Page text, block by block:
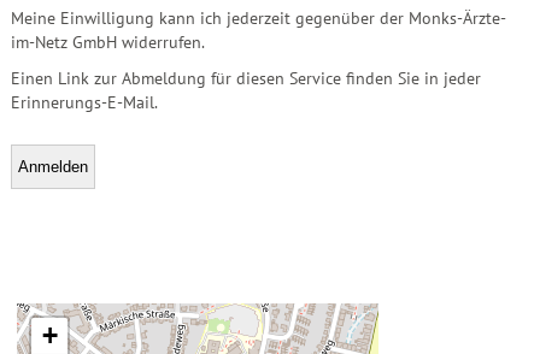
Meine Einwilligung kann ich jederzeit gegenüber der Monks-Ärzte-
im-Netz GmbH widerrufen.
Einen Link zur Abmeldung für diesen Service finden Sie in jeder
Erinnerungs-E-Mail.
+